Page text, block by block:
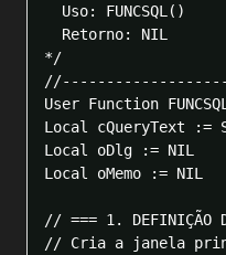
  Uso: FUNCSQL()
  Retorno: NIL
*/
User Function
Local cQueryText :=
Local oDlg := NIL
Local oMemo :=
// === 1. DEFINIÇÃO
// Cria a janela